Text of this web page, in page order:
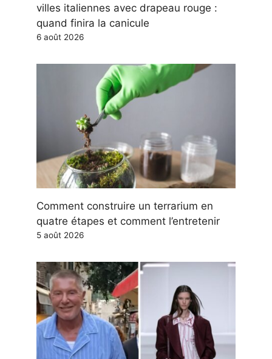
villes italiennes avec drapeau rouge :
quand finira la canicule
6 août 2026
Comment construire un terrarium en
quatre étapes et comment l’entretenir
5 août 2026